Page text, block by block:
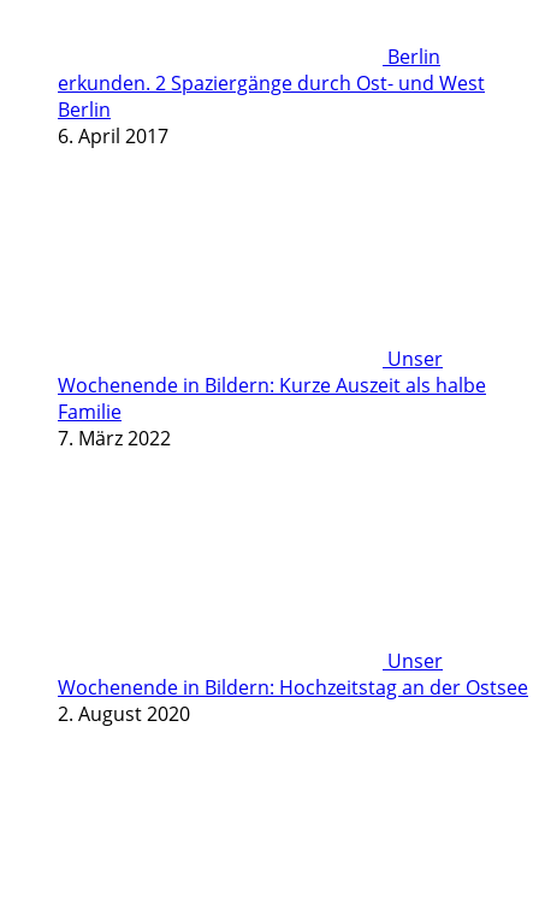
Berlin
erkunden. 2 Spaziergänge durch Ost- und West
Berlin
6. April 2017
Unser
Wochenende in Bildern: Kurze Auszeit als halbe
Familie
7. März 2022
Unser
Wochenende in Bildern: Hochzeitstag an der Ostsee
2. August 2020